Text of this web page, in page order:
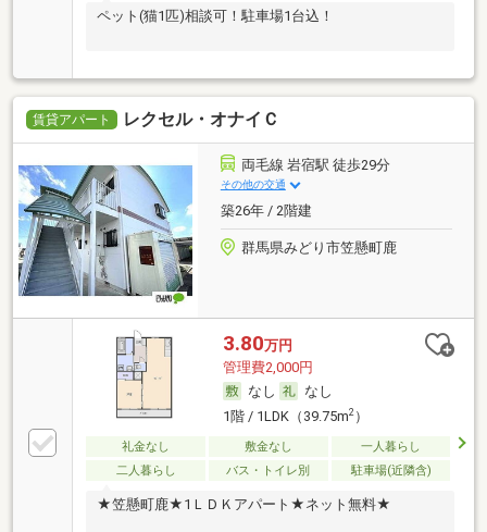
ペット(猫1匹)相談可！駐車場1台込！
賃貸アパート レクセル・オナイＣ
両毛線 岩宿駅 徒歩29分
その他の交通
築26年 / 2階建
群馬県みどり市笠懸町鹿
3.80万円
管理費2,000円
なし
なし
1階 / 1LDK（39.75m2）
礼金なし 敷金なし
一人暮らし
二人暮らし
バス・トイレ別 駐車場(近隣含)
★笠懸町鹿★1ＬＤＫアパート★ネット無料★